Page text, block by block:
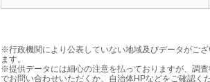
※行政機関により公表していない地域及びデータがご
ます。
※提供データには細心の注意を払っておりますが、調
でお問い合わせいただくか、自治体HPなどをご確認くだ